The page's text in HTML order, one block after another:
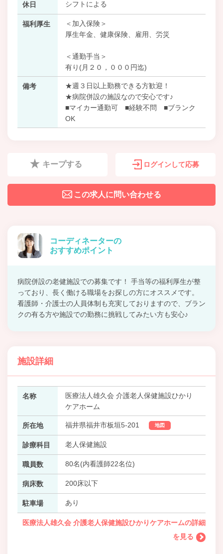
休日 シフトによる
福利厚生
＜加入保険＞
厚生年金、健康保険、雇用、労災
＜通勤手当＞
有り(月２０，０００円迄)
備考
★週３日以上勤務できる方歓迎！
★病院併設の施設なので安心です♪
■マイカー通勤可 ■経験不問 ■ブランク
OK
キープする ログインして応募
この求人に問い合わせる
コーディネーターの
おすすめポイント
病院併設の老健施設での募集です！ 手当等の福利厚生が整
っており、長く働ける職場をお探しの方にオススメです。
看護師・介護士の人員体制も充実しておりますので、ブラン
クの有る方や施設での勤務に挑戦してみたい方も安心♪
施設詳細
名称
医療法人雄久会 介護老人保健施設ひかり
ケアホーム
所在地 福井県福井市板垣5-201 地図
診療科目 老人保健施設
職員数 80名(内看護師22名位)
病床数 200床以下
駐車場 あり
医療法人雄久会 介護老人保健施設ひかりケアホームの詳細
を見る